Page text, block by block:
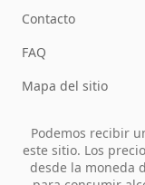
Contacto
FAQ
Mapa del sitio
Podemos recibir
este sitio. Los
desde la moneda